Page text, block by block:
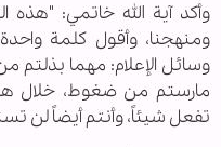
وأكد آية الله خاتمي: "هذه
ومنهجنا، وأقول كلمة
وسائل الإعلام: مهما بذلتم
تفعل شيئاً، وأنتم أيضاً لن